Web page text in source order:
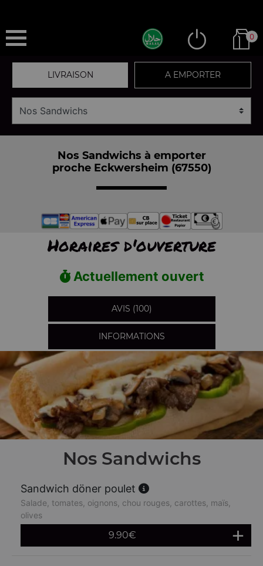
0
LIVRAISON A EMPORTER
Nos Sandwichs à emporter
proche Eckwersheim (67550)
Horaires d'ouverture
Actuellement ouvert
AVIS (100)
INFORMATIONS
Nos Sandwichs
Sandwich döner poulet
Salade, tomates, oignons, chou rouges, carottes, maïs,
olives
9.90€